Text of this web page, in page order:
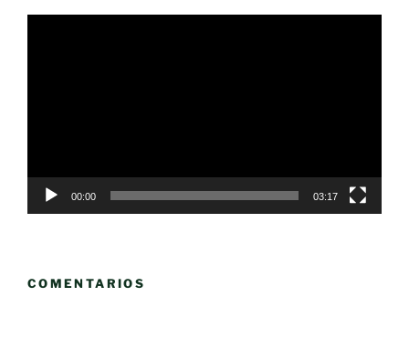
00:00 03:17
COMENTARIOS